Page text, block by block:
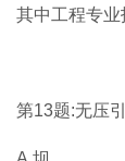
其中工程专业
第13题:无压